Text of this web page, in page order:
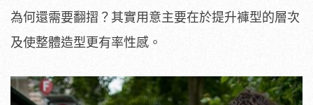
為何還需要翻摺？其實用意主要在於提升褲型的層次
及使整體造型更有率性感。